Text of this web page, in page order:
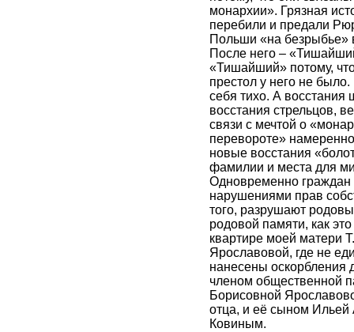
монархии». Грязная
перебили и предали
Польши «на
После него –
«Тишайший» потому,
престол у него не
себя тихо. А восстания
восстания стрельцов,
связи с мечтой о
перевороте»
новые восстания
фамилии и места для
Одновременно
нарушениями прав
того, разрушают
родовой памяти, как
квартире моей матери
Ярославовой, где не
нанесены оскорбления
членом общественной
Борисовной
отца, и её сыном
Ковиным.